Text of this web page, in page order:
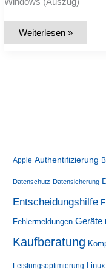
Windows (Auszug)
Liste:
Weiterlesen »
Apple Authentifizierung
Datenschutz Datensicherung
Entscheidungshilfe
Fehlermeldungen Geräte
Kaufberatung
Leistungsoptimierung Linux